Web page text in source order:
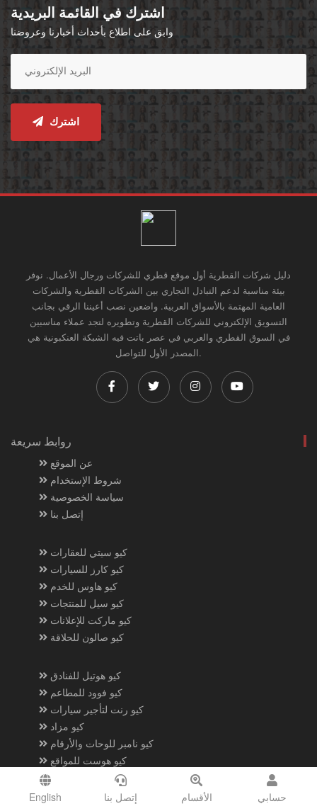
اشترك في القائمة البريدية
وابق على اطلاع بأحداث أخبارنا وعروضنا
اشترك
حسابي الأقسام إتصل بنا English
دليل شركات القطرية أول موقع قطري للشركات ورجال الأعمال. نوفر
بيئة مناسبة لدعم التبادل التجاري بين الشركات القطرية والشركات
العامية المهتمة بالأسواق العربية. واضعين نصب أعيننا الرقي بجانب
التسويق الإلكتروني للشركات القطرية وتطويره لتجد عملاء مناسبين
في السوق القطري والعربي في عصر باتت فيه الشبكة العنكبونية هي
المصدر الأول للتواصل.
روابط سريعة
عن الموقع
شروط الإستخدام
سياسة الخصوصية
إتصل بنا
كيو سيتي للعقارات
كيو كارز للسيارات
كيو هاوس للخدم
كيو سيل للمنتجات
كيو ماركت للإعلانات
كيو صالون للحلاقة
كيو هوتيل للفنادق
كيو فوود للمطاعم
كيو رنت لتأجير سيارات
كيو مزاد
كيو نامبر للوحات والأرقام
كيو هوست للمواقع
حمل تطبيقنا